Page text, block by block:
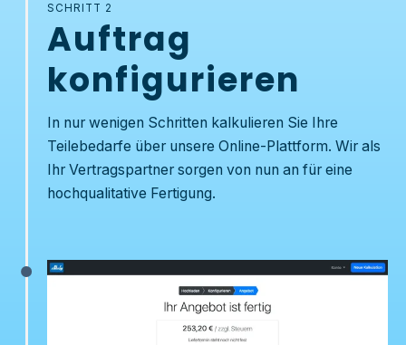
SCHRITT 2
Auftrag
konfigurieren
In nur wenigen Schritten kalkulieren Sie Ihre
Teilebedarfe über unsere Online-Plattform. Wir als
Ihr Vertragspartner sorgen von nun an für eine
hochqualitative Fertigung.